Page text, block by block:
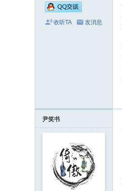
收听TA 发消息
尹笑书